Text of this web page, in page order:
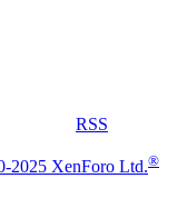
RSS
2025 XenForo Ltd.®